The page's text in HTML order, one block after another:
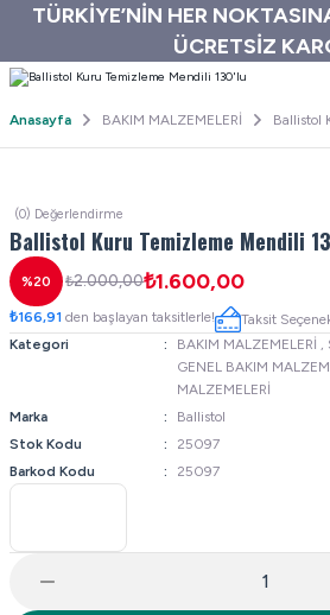
TÜRKİYE’NİN HER
ÜCRETSİZ
Anasayfa BAKIM MALZEMELERİ Ballistol
(0) Değerlendirme
Ballistol Kuru Temizleme Mendili
%20 ₺2.000,00₺1.600,00
₺166,91 den başlayan taksitlerle!
Taksit
Kategori
BAKIM MALZEMELERİ ,
GENEL BAKIM
MALZEMELERİ
Marka
Ballistol
Stok Kodu
25097
Barkod Kodu
25097